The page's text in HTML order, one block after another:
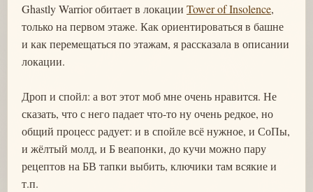
Ghastly Warrior обитает в локации Tower of Insolence,
только на первом этаже. Как ориентироваться в башне
и как перемещаться по этажам, я рассказала в описании
локации.
Дроп и спойл: а вот этот моб мне очень нравится. Не
сказать, что с него падает что-то ну очень редкое, но
общий процесс радует: и в спойле всё нужное, и СоПы,
и жёлтый молд, и Б веапонки, до кучи можно пару
рецептов на БВ тапки выбить, ключики там всякие и
т.п.